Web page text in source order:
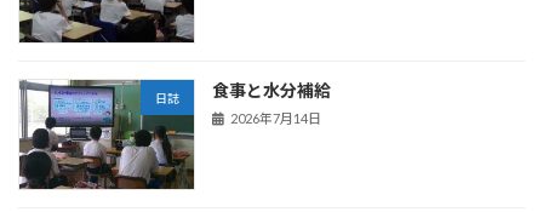
日誌 食事と水分補給
2026年7月14日